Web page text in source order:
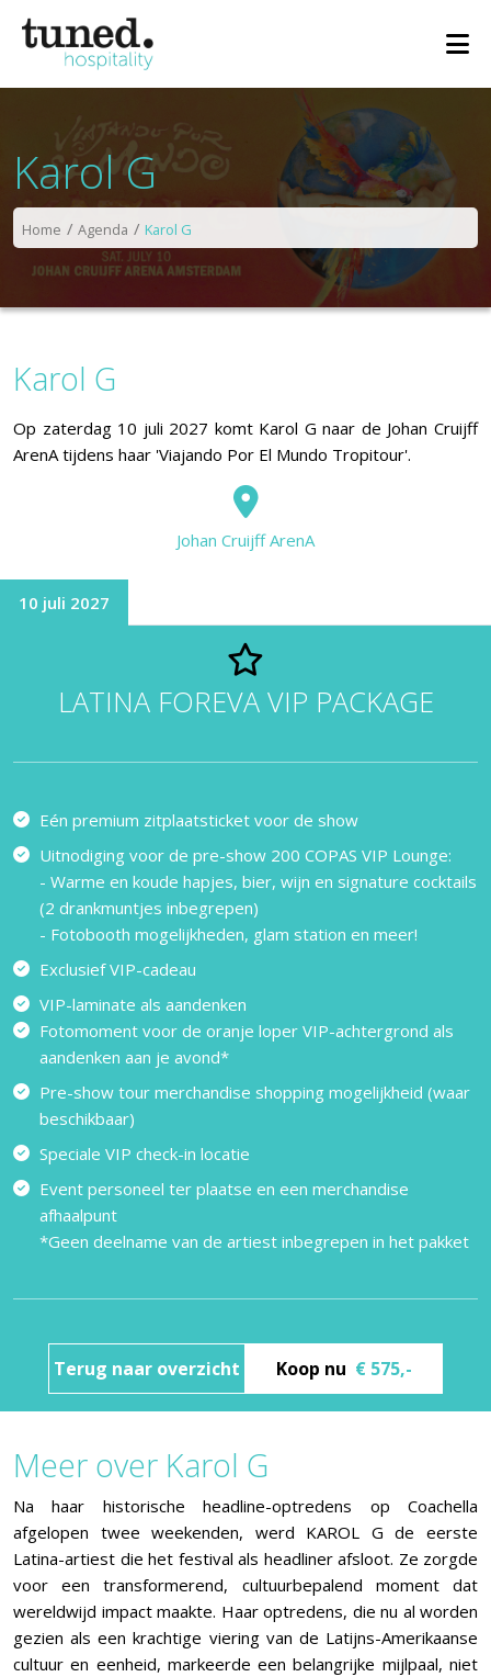
Karol G
Home Agenda Karol G
Karol G
Op zaterdag 10 juli 2027 komt Karol G naar de Johan Cruijff
ArenA tijdens haar 'Viajando Por El Mundo Tropitour'.
Johan Cruijff ArenA
10 juli 2027
LATINA FOREVA VIP PACKAGE
Eén premium zitplaatsticket voor de show
Uitnodiging voor de pre-show 200 COPAS VIP Lounge:
- Warme en koude hapjes, bier, wijn en signature cocktails
(2 drankmuntjes inbegrepen)
- Fotobooth mogelijkheden, glam station en meer!
Exclusief VIP-cadeau
VIP-laminate als aandenken
Fotomoment voor de oranje loper VIP-achtergrond als
aandenken aan je avond*
Pre-show tour merchandise shopping mogelijkheid (waar
beschikbaar)
Speciale VIP check-in locatie
Event personeel ter plaatse en een merchandise
afhaalpunt
*Geen deelname van de artiest inbegrepen in het pakket
Terug naar overzicht Koop nu € 575,-
Meer over Karol G
Na haar historische headline-optredens op Coachella
afgelopen twee weekenden, werd KAROL G de eerste
Latina-artiest die het festival als headliner afsloot. Ze zorgde
voor een transformerend, cultuurbepalend moment dat
wereldwijd impact maakte. Haar optredens, die nu al worden
gezien als een krachtige viering van de Latijns-Amerikaanse
cultuur en eenheid, markeerde een belangrijke mijlpaal, niet